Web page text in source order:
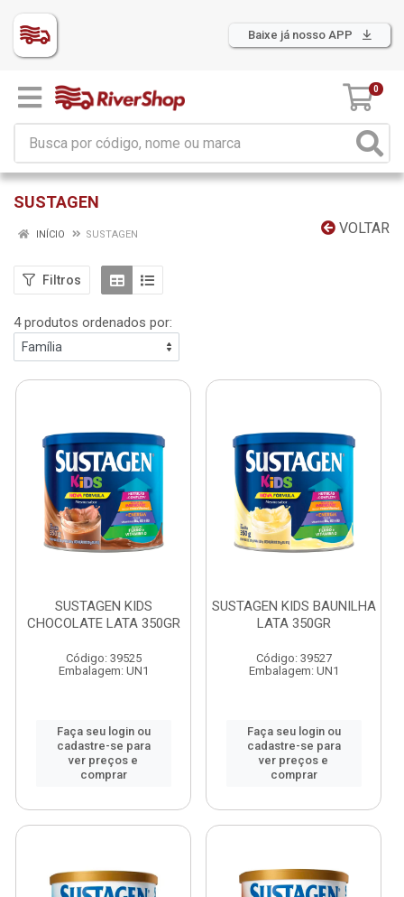
Baixe já nosso APP
0
SUSTAGEN
VOLTAR
INÍCIO SUSTAGEN
Filtros
4 produtos ordenados por:
SUSTAGEN KIDS
CHOCOLATE LATA 350GR
Código: 39525
Embalagem: UN1
Faça seu login ou
cadastre-se para
ver preços e
comprar
SUSTAGEN KIDS BAUNILHA
LATA 350GR
Código: 39527
Embalagem: UN1
Faça seu login ou
cadastre-se para
ver preços e
comprar